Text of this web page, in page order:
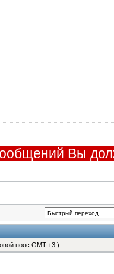
Вы
пояс GMT +3 )